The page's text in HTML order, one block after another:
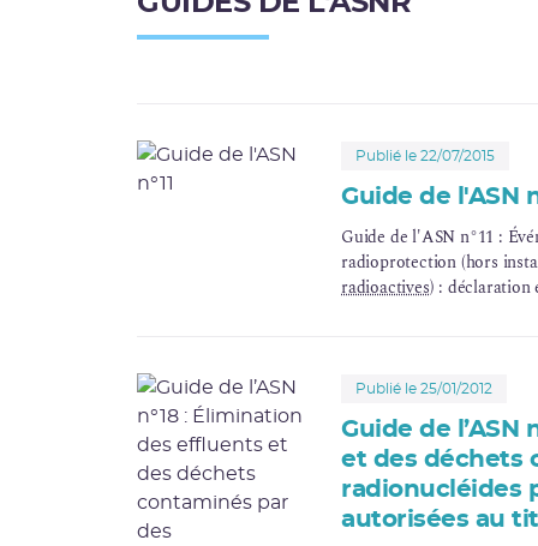
Publié le 22/07/2015
Guide de l'ASN
Guide de l'ASN n°11 :
radioprotection (hors
radioactives) : déclaration
Publié le 25/01/2012
Guide de l’ASN
et des déchets
radionucléides
autorisées au